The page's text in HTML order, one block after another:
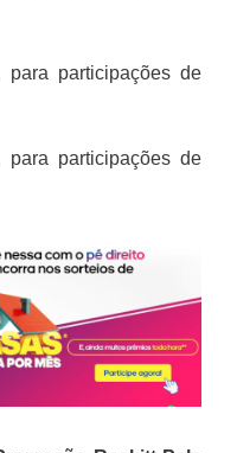
para participações de
para participações de